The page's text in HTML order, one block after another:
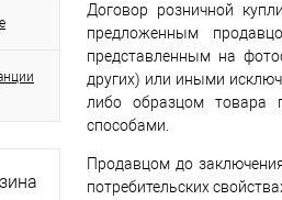
Договор розничной
предложенным
представленным на
других) или иными
либо образцом товара
способами.
Продавцом до
потребительских